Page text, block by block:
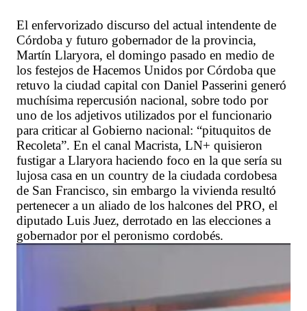
El enfervorizado discurso del actual intendente de
Córdoba y futuro gobernador de la provincia,
Martín Llaryora, el domingo pasado en medio de
los festejos de Hacemos Unidos por Córdoba que
retuvo la ciudad capital con Daniel Passerini generó
muchísima repercusión nacional, sobre todo por
uno de los adjetivos utilizados por el funcionario
para criticar al Gobierno nacional: “pituquitos de
Recoleta”. En el canal Macrista, LN+ quisieron
fustigar a Llaryora haciendo foco en la que sería su
lujosa casa en un country de la ciudada cordobesa
de San Francisco, sin embargo la vivienda resultó
pertenecer a un aliado de los halcones del PRO, el
diputado Luis Juez, derrotado en las elecciones a
gobernador por el peronismo cordobés.